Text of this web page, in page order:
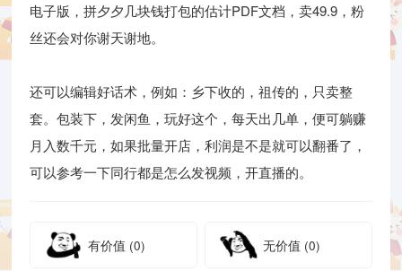
电子版，拼夕夕几块钱打包的估计PDF文档，卖49.9，粉
丝还会对你谢天谢地。
还可以编辑好话术，例如：乡下收的，祖传的，只卖整
套。包装下，发闲鱼，玩好这个，每天出几单，便可躺赚
月入数千元，如果批量开店，利润是不是就可以翻番了，
可以参考一下同行都是怎么发视频，开直播的。
有价值 (0) 无价值 (0)